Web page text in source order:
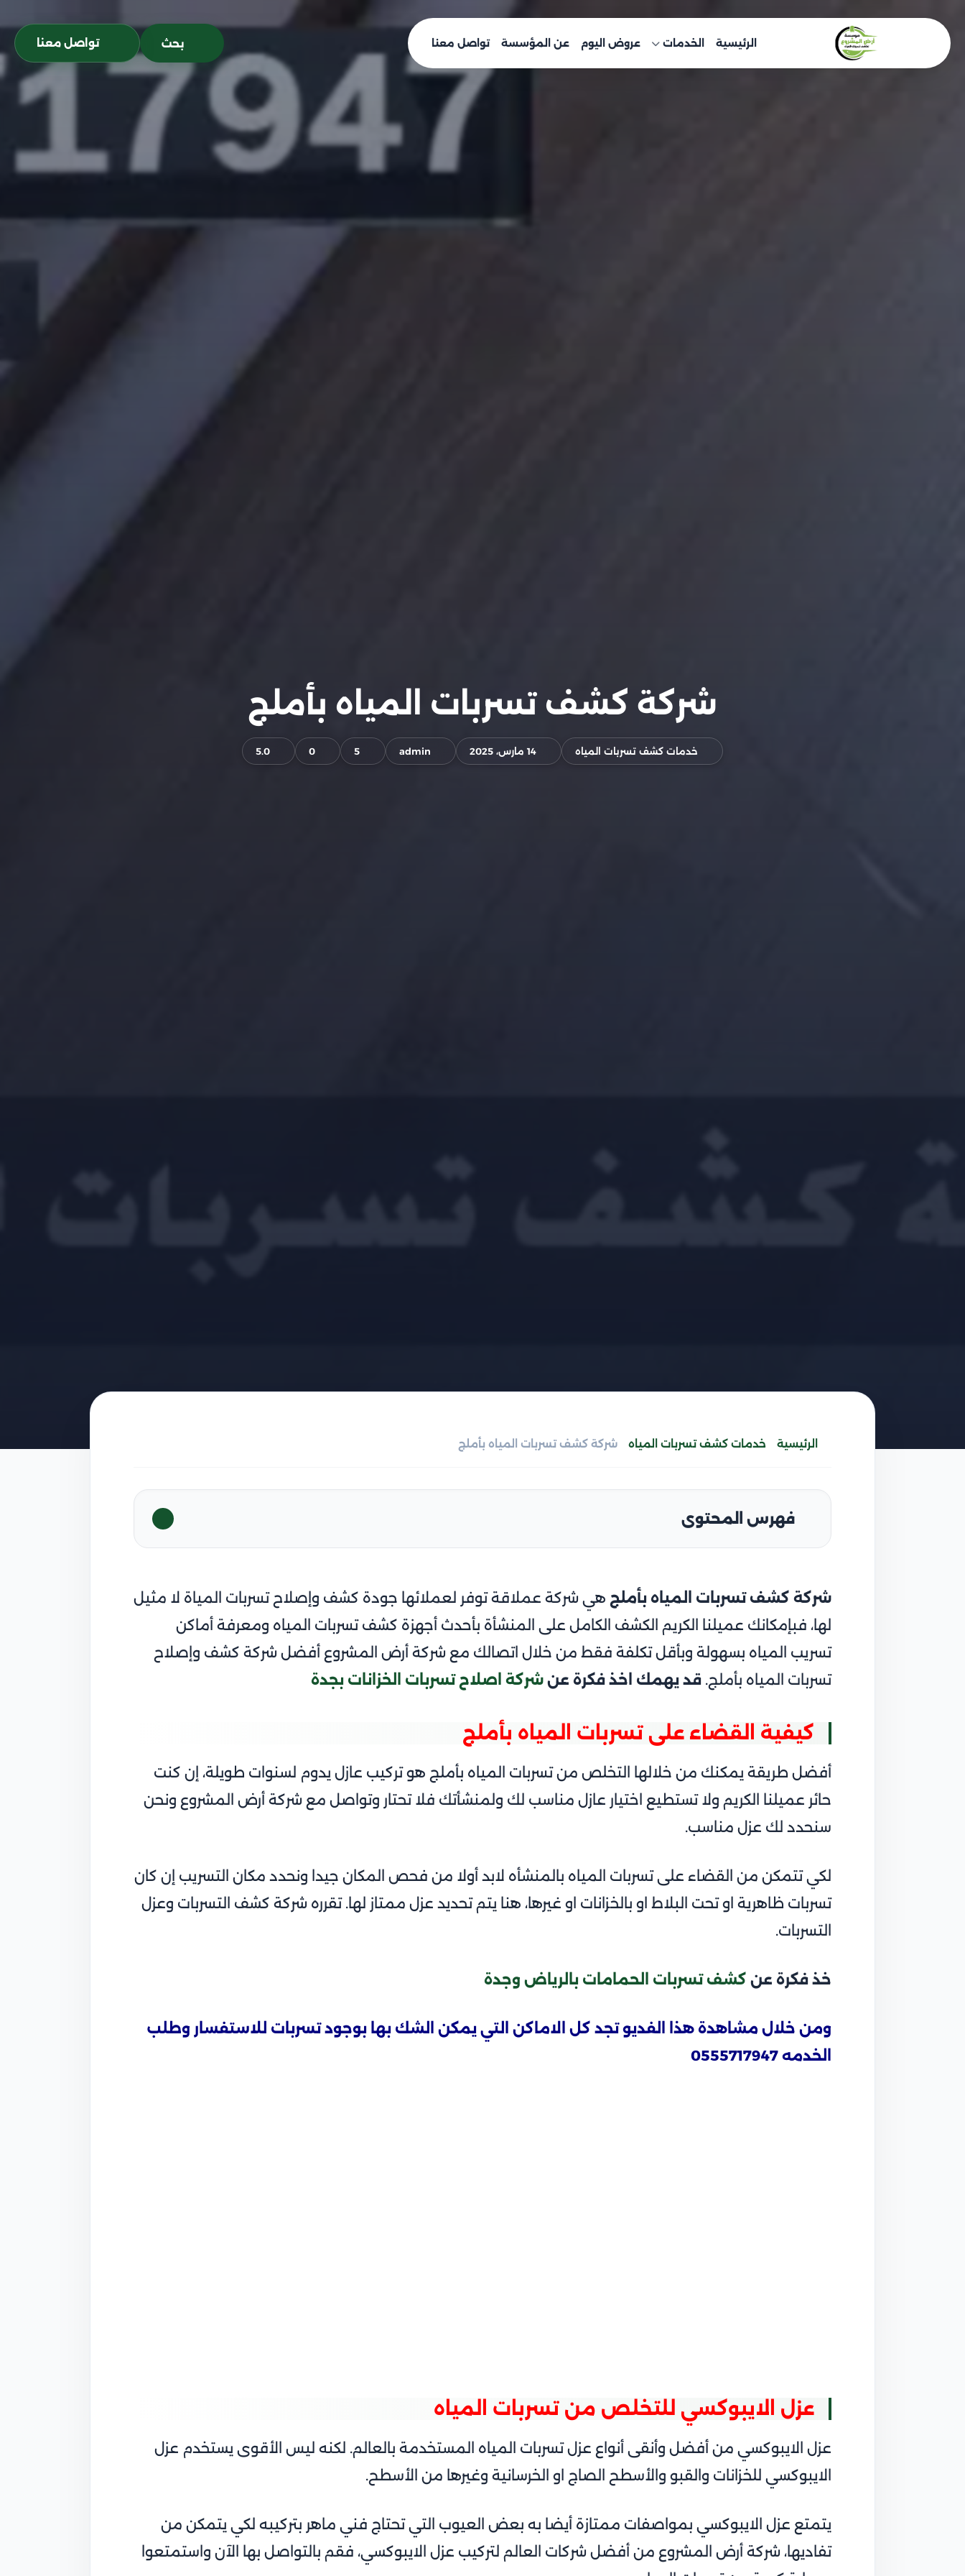
المحتوى
الرئيسية الخدمات عروض اليوم عن المؤسسة تواصل معنا بحث تواصل معنا
شركة كشف تسربات المياه بأملج
خدمات كشف تسربات المياه 14 مارس، 2025 admin
5
0
5.0
الرئيسية خدمات كشف تسربات المياه شركة كشف تسربات المياه بأملج
فهرس المحتوى
شركة كشف تسربات المياه بأملج هي شركة عملاقة توفر لعملائها جودة كشف وإصلاح تسربات المياة لا مثيل
لها، فبإمكانك عميلنا الكريم الكشف الكامل على المنشأة بأحدث أجهزة كشف تسربات المياه ومعرفة أماكن
تسريب المياه بسهولة وبأقل تكلفة فقط من خلال اتصالك مع شركة أرض المشروع أفضل شركة كشف وإصلاح
تسربات المياه بأملج. قد يهمك اخذ فكرة عن شركة اصلاح تسربات الخزانات بجدة
كيفية القضاء على تسربات المياه بأملج
أفضل طريقة يمكنك من خلالها التخلص من تسربات المياه بأملج هو تركيب عازل يدوم لسنوات طويلة، إن كنت
حائر عميلنا الكريم ولا تستطيع اختيار عازل مناسب لك ولمنشأتك فلا تحتار وتواصل مع شركة أرض المشروع ونحن
سنحدد لك عزل مناسب.
لكي تتمكن من القضاء على تسربات المياه بالمنشأه لابد أولا من فحص المكان جيدا ونحدد مكان التسريب إن كان
تسربات ظاهرية او تحت البلاط او بالخزانات او غيرها، هنا يتم تحديد عزل ممتاز لها. تقرره شركة كشف التسربات وعزل
التسربات.
خذ فكرة عن كشف تسربات الحمامات بالرياض وجدة
ومن خلال مشاهدة هذا الفديو تجد كل الاماكن التي يمكن الشك بها بوجود تسربات للاستفسار وطلب
الخدمه 0555717947
عزل الايبوكسي للتخلص من تسربات المياه
عزل الايبوكسي من أفضل وأنقى أنواع عزل تسربات المياه المستخدمة بالعالم. لكنه ليس الأقوى يستخدم عزل
الايبوكسي للخزانات والقبو والأسطح الصاج او الخرسانية وغيرها من الأسطح.
يتمتع عزل الايبوكسي بمواصفات ممتازة أيضا به بعض العيوب التي تحتاج فني ماهر بتركيبه لكي يتمكن من
تفاديها، شركة أرض المشروع من أفضل شركات العالم لتركيب عزل الايبوكسي، فقم بالتواصل بها الآن واستمتعوا